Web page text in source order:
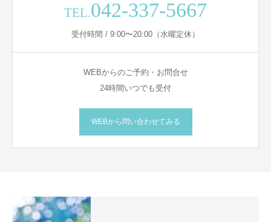
TEL.042-337-5667
受付時間 / 9:00〜20:00（水曜定休）
WEBからのご予約・お問合せ
24時間いつでも受付
WEBから問い合わせてみる